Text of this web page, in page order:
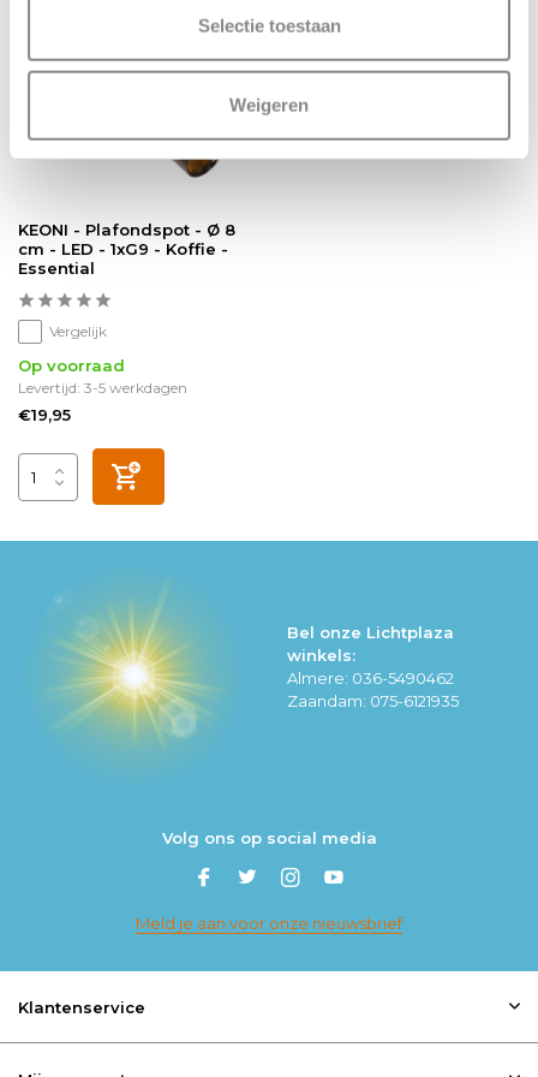
Selectie toestaan
Weigeren
KEONI - Plafondspot - Ø 8
cm - LED - 1xG9 - Koffie -
Essential
Vergelijk
Op voorraad
Levertijd: 3-5 werkdagen
€19,95
Bel onze Lichtplaza
winkels:
Almere: 036-5490462
Zaandam: 075-6121935
Volg ons op social media
Meld je aan voor onze nieuwsbrief
Klantenservice